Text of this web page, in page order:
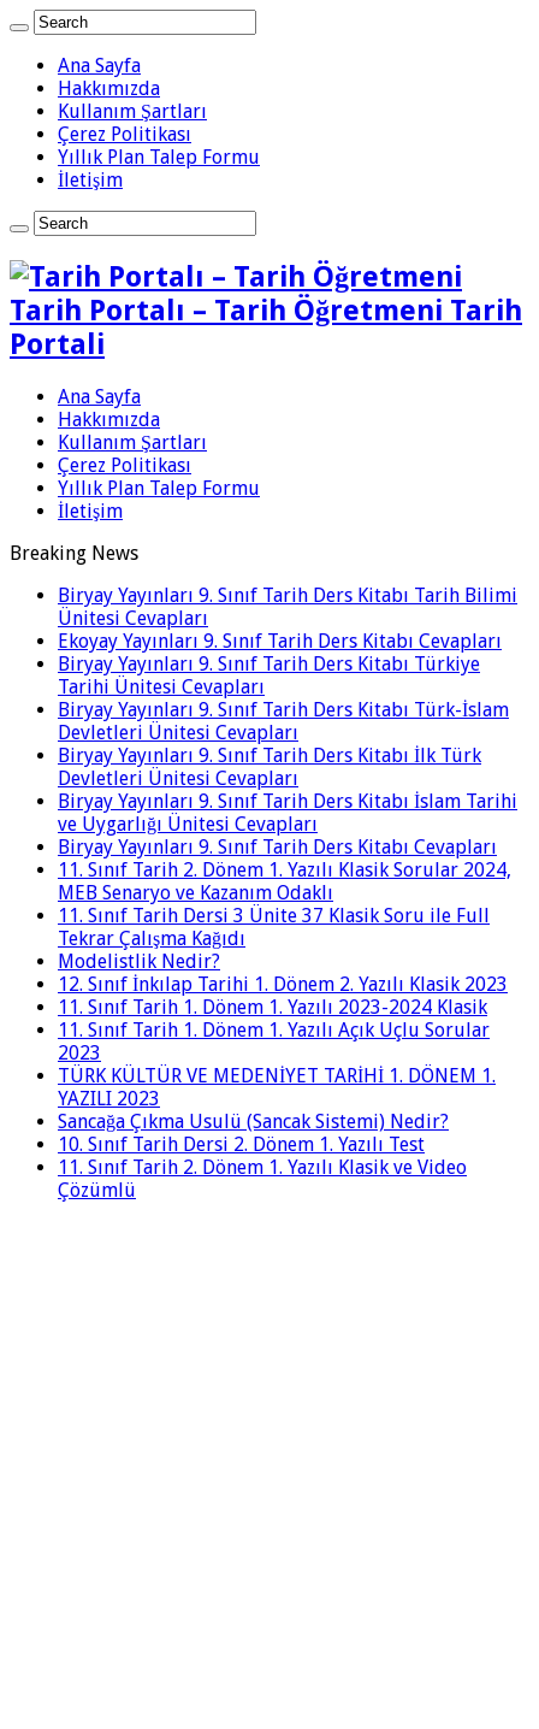
Ana Sayfa
Hakkımızda
Kullanım Şartları
Çerez Politikası
Yıllık Plan Talep Formu
İletişim
Tarih Portalı – Tarih Öğretmeni Tarih
Portali
Ana Sayfa
Hakkımızda
Kullanım Şartları
Çerez Politikası
Yıllık Plan Talep Formu
İletişim
Breaking News
Biryay Yayınları 9. Sınıf Tarih Ders Kitabı Tarih Bilimi
Ünitesi Cevapları
Ekoyay Yayınları 9. Sınıf Tarih Ders Kitabı Cevapları
Biryay Yayınları 9. Sınıf Tarih Ders Kitabı Türkiye
Tarihi Ünitesi Cevapları
Biryay Yayınları 9. Sınıf Tarih Ders Kitabı Türk-İslam
Devletleri Ünitesi Cevapları
Biryay Yayınları 9. Sınıf Tarih Ders Kitabı İlk Türk
Devletleri Ünitesi Cevapları
Biryay Yayınları 9. Sınıf Tarih Ders Kitabı İslam Tarihi
ve Uygarlığı Ünitesi Cevapları
Biryay Yayınları 9. Sınıf Tarih Ders Kitabı Cevapları
11. Sınıf Tarih 2. Dönem 1. Yazılı Klasik Sorular 2024,
MEB Senaryo ve Kazanım Odaklı
11. Sınıf Tarih Dersi 3 Ünite 37 Klasik Soru ile Full
Tekrar Çalışma Kağıdı
Modelistlik Nedir?
12. Sınıf İnkılap Tarihi 1. Dönem 2. Yazılı Klasik 2023
11. Sınıf Tarih 1. Dönem 1. Yazılı 2023-2024 Klasik
11. Sınıf Tarih 1. Dönem 1. Yazılı Açık Uçlu Sorular
2023
TÜRK KÜLTÜR VE MEDENİYET TARİHİ 1. DÖNEM 1.
YAZILI 2023
Sancağa Çıkma Usulü (Sancak Sistemi) Nedir?
10. Sınıf Tarih Dersi 2. Dönem 1. Yazılı Test
11. Sınıf Tarih 2. Dönem 1. Yazılı Klasik ve Video
Çözümlü